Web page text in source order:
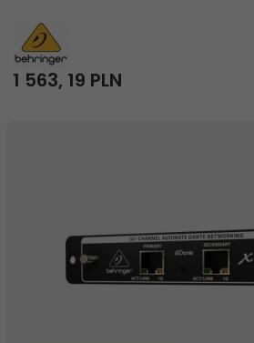
1 563, 19 PLN